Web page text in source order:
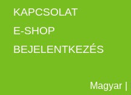
KAPCSOLAT
E-SHOP
BEJELENTKEZÉS
Magyar